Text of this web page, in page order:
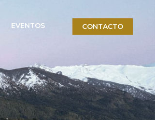
EVENTOS CONTACTO